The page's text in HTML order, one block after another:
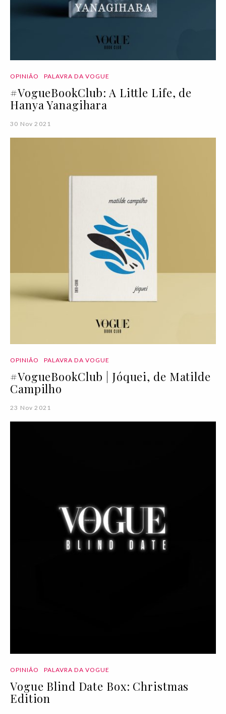
OPINIÃO PALAVRA DA VOGUE
#VogueBookClub: A Little Life, de
Hanya Yanagihara
30 Nov 2021
OPINIÃO PALAVRA DA VOGUE
#VogueBookClub | Jóquei, de Matilde
Campilho
23 Nov 2021
OPINIÃO PALAVRA DA VOGUE
Vogue Blind Date Box: Christmas
Edition